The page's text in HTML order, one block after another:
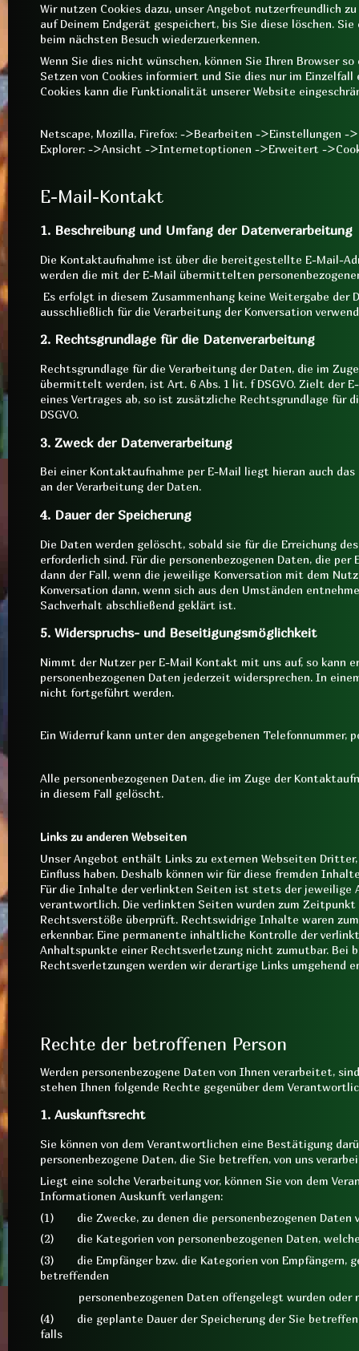
Wir nutzen Cookies dazu, unser Angebot nutzerfreundlich
auf Deinem Endgerät gespeichert, bis Sie diese löschen.
beim nächsten Besuch wiederzuerkennen.
Wenn Sie dies nicht wünschen, können Sie Ihren Browser
Setzen von Cookies informiert und Sie dies nur im Einzelfall
Cookies kann die Funktionalität unserer Website
Netscape, Mozilla, Firefox: ->Bearbeiten ->Einstellungen -
Explorer: ->Ansicht ->Internetoptionen ->Erweitert -
E-Mail-Kontakt
1. Beschreibung und Umfang der Datenverarbeitung
Die Kontaktaufnahme ist über die bereitgestellte E-Mail-
werden die mit der E-Mail übermittelten
Es erfolgt in diesem Zusammenhang keine Weitergabe der
ausschließlich für die Verarbeitung der Konversation
2. Rechtsgrundlage für die Datenverarbeitung
Rechtsgrundlage für die Verarbeitung der Daten, die im
übermittelt werden, ist Art. 6 Abs. 1 lit. f DSGVO. Zielt der
eines Vertrages ab, so ist zusätzliche Rechtsgrundlage für
DSGVO.
3. Zweck der Datenverarbeitung
Bei einer Kontaktaufnahme per E-Mail liegt hieran auch
an der Verarbeitung der Daten.
4. Dauer der Speicherung
Die Daten werden gelöscht, sobald sie für die Erreichung
erforderlich sind. Für die personenbezogenen Daten, die
dann der Fall, wenn die jeweilige Konversation mit dem
Konversation dann, wenn sich aus den Umständen
Sachverhalt abschließend geklärt ist.
5. Widerspruchs- und Beseitigungsmöglichkeit
Nimmt der Nutzer per E-Mail Kontakt mit uns auf, so kann
personenbezogenen Daten jederzeit widersprechen. In
nicht fortgeführt werden.
Ein Widerruf kann unter den angegebenen Telefonnummer,
Alle personenbezogenen Daten, die im Zuge der
in diesem Fall gelöscht.
Links zu anderen Webseiten
Unser Angebot enthält Links zu externen Webseiten
Einfluss haben. Deshalb können wir für diese fremden
Für die Inhalte der verlinkten Seiten ist stets der jeweilige
verantwortlich. Die verlinkten Seiten wurden zum Zeitpunkt
Rechtsverstöße überprüft. Rechtswidrige Inhalte waren
erkennbar. Eine permanente inhaltliche Kontrolle der
Anhaltspunkte einer Rechtsverletzung nicht zumutbar. Bei
Rechtsverletzungen werden wir derartige Links umgehend
Rechte der betroffenen Person
Werden personenbezogene Daten von Ihnen verarbeitet,
stehen Ihnen folgende Rechte gegenüber dem
1. Auskunftsrecht
Sie können von dem Verantwortlichen eine Bestätigung
personenbezogene Daten, die Sie betreffen, von uns
Liegt eine solche Verarbeitung vor, können Sie von dem
Informationen Auskunft verlangen:
(1) die Zwecke, zu denen die personenbezogenen Daten
(2) die Kategorien von personenbezogenen Daten,
(3) die Empfänger bzw. die Kategorien von Empfängern,
betreffenden
personenbezogenen Daten offengelegt wurden oder
(4) die geplante Dauer der Speicherung der Sie
falls